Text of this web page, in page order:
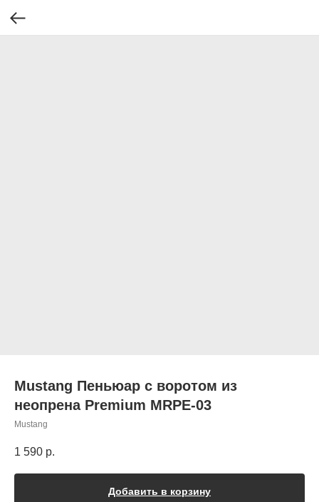
Mustang Пеньюар с воротом из
неопрена Premium MRPE-03
Mustang
1 590 р.
Добавить в корзину